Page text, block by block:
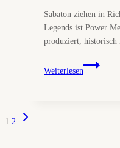
Sabaton ziehen in
Legends ist Power
produziert, historisch
Weiterlesen
Sabaton
–
Seitennavigation
1 2
Nächste